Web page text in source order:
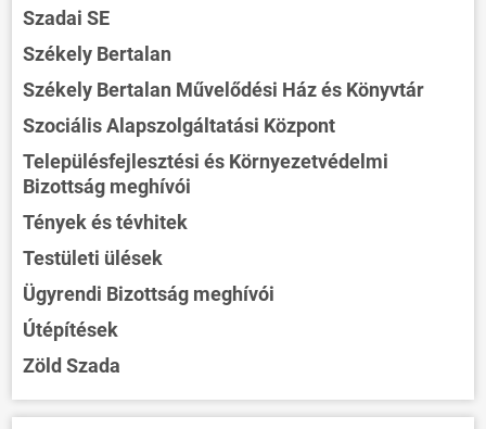
Szadai SE
Székely Bertalan
Székely Bertalan Művelődési Ház és Könyvtár
Szociális Alapszolgáltatási Központ
Településfejlesztési és Környezetvédelmi
Bizottság meghívói
Tények és tévhitek
Testületi ülések
Ügyrendi Bizottság meghívói
Útépítések
Zöld Szada